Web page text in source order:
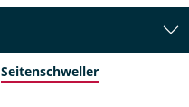
Seitenschweller